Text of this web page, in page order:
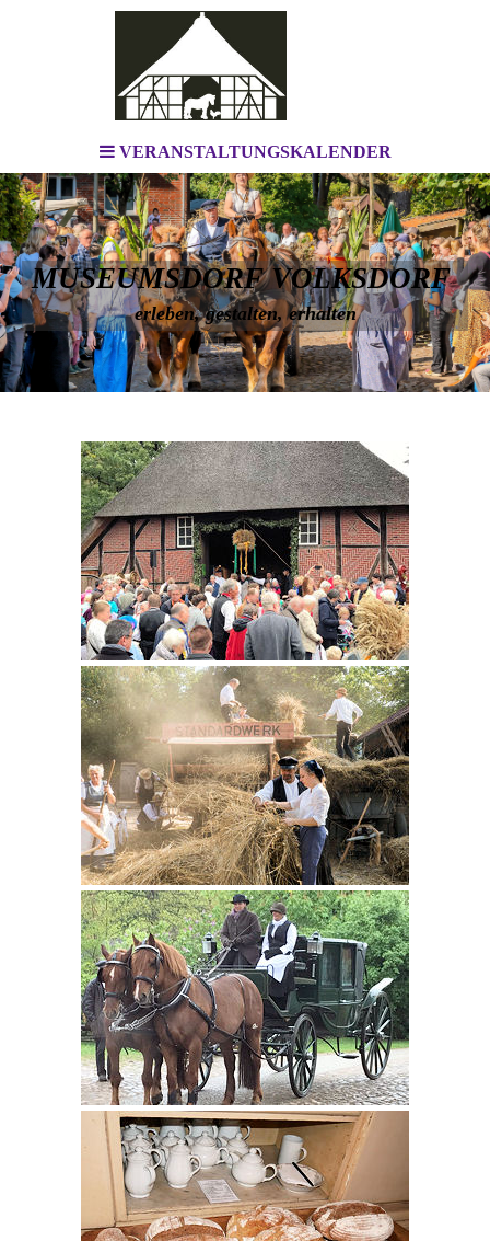
VERANSTALTUNGSKALENDER
MUSEUMSDORF VOLKSDORF
erleben, gestalten, erhalten